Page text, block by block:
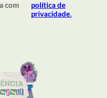
com
política de
privacidade.